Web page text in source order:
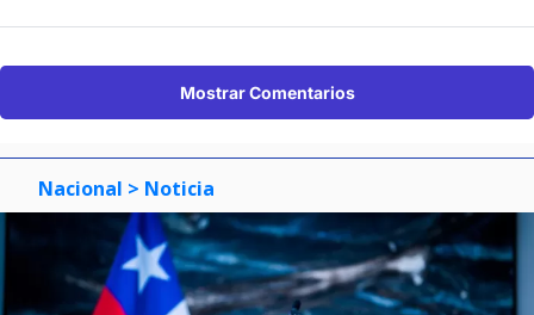
Mostrar Comentarios
Nacional > Noticia